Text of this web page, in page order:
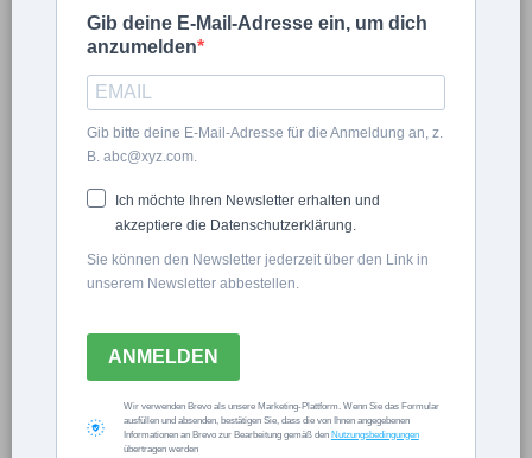
Eingeloggt bleiben.
Gib deine E-Mail-Adresse ein, um dich
anzumelden
Gib bitte deine E-Mail-Adresse für die Anmeldung an, z.
B. abc@xyz.com.
Ich möchte Ihren Newsletter erhalten und
akzeptiere die Datenschutzerklärung.
Sie können den Newsletter jederzeit über den Link in
unserem Newsletter abbestellen.
ANMELDEN
Wir verwenden Brevo als unsere Marketing-Plattform. Wenn Sie das Formular
ausfüllen und absenden, bestätigen Sie, dass die von Ihnen angegebenen
Informationen an Brevo zur Bearbeitung gemäß den Nutzungsbedingungen
übertragen werden